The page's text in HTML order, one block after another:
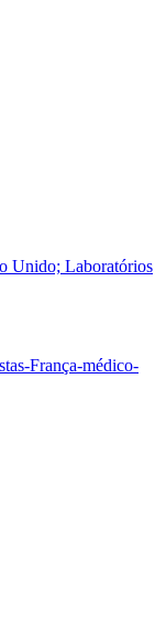
Unido; Laboratórios
França-médico-